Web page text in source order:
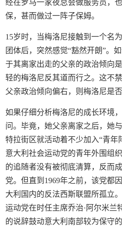
经在罗马一家夜总会做服务员，
保，甚而做过一阵子保姆。
15岁时，当梅洛尼接触到一个名
团体后，突然感觉“豁然开朗”。
于其离家出走的父亲的政治倾向
轻的梅洛尼反其道而行之。这不
父亲政治倾向偏右，则梅洛尼是
如果仔细分析梅洛尼的成长环境
问。毕竟，她父亲离家之后，她
特拉街区就活动着不少加入“青年
意大利社会运动党的青年外围组
的追随者没有被彻底清算，反而
党。但直到1969年之前，该党都
大利国内的反法西斯联盟所孤立
运动党在时任主席乔治·阿尔米兰
的说辞鼓动意大利南部较为保守